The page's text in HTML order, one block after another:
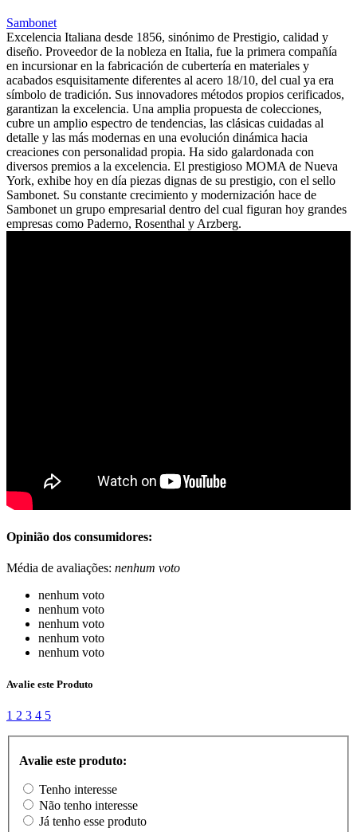
Sambonet
Excelencia Italiana desde 1856, sinónimo de Prestigio, calidad y
diseño. Proveedor de la nobleza en Italia, fue la primera compañía
en incursionar en la fabricación de cubertería en materiales y
acabados esquisitamente diferentes al acero 18/10, del cual ya era
símbolo de tradición. Sus innovadores métodos propios cerificados,
garantizan la excelencia. Una amplia propuesta de colecciones,
cubre un amplio espectro de tendencias, las clásicas cuidadas al
detalle y las más modernas en una evolución dinámica hacia
creaciones con personalidad propia. Ha sido galardonada con
diversos premios a la excelencia. El prestigioso MOMA de Nueva
York, exhibe hoy en día piezas dignas de su prestigio, con el sello
Sambonet. Su constante crecimiento y modernización hace de
Sambonet un grupo empresarial dentro del cual figuran hoy grandes
empresas como Paderno, Rosenthal y Arzberg.
Opinião dos consumidores:
Média de avaliações: nenhum voto
nenhum voto
nenhum voto
nenhum voto
nenhum voto
nenhum voto
Avalie este Produto
1 2 3 4 5
Avalie este produto:
Tenho interesse
Não tenho interesse
Já tenho esse produto